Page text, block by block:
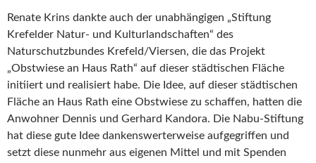
Renate Krins dankte auch der unabhängigen „Stiftung
Krefelder Natur- und Kulturlandschaften“ des
Naturschutzbundes Krefeld/Viersen, die das Projekt
„Obstwiese an Haus Rath“ auf dieser städtischen Fläche
initiiert und realisiert habe. Die Idee, auf dieser städtischen
Fläche an Haus Rath eine Obstwiese zu schaffen, hatten die
Anwohner Dennis und Gerhard Kandora. Die Nabu-Stiftung
hat diese gute Idee dankenswerterweise aufgegriffen und
setzt diese nunmehr aus eigenen Mittel und mit Spenden